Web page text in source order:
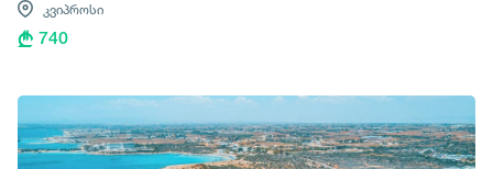
კვიპროსი
740